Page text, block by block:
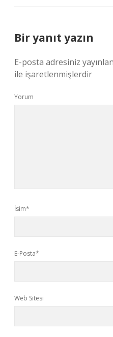
Bir yanıt yazın
E-posta adresiniz
ile işaretlenmişlerdir
Yorum
İsim*
E-Posta*
Web Sitesi